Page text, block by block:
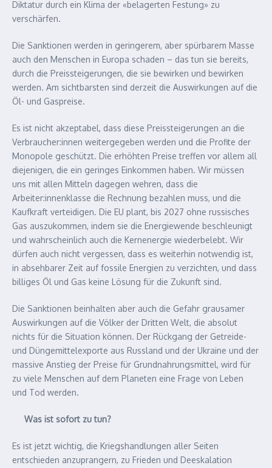
Diktatur durch ein Klima der «belagerten Festung» zu
verschärfen.
Die Sanktionen werden in geringerem, aber spürbarem Masse
auch den Menschen in Europa schaden – das tun sie bereits,
durch die Preissteigerungen, die sie bewirken und bewirken
werden. Am sichtbarsten sind derzeit die Auswirkungen auf die
Öl- und Gaspreise.
Es ist nicht akzeptabel, dass diese Preissteigerungen an die
Verbraucher:innen weitergegeben werden und die Profite der
Monopole geschützt. Die erhöhten Preise treffen vor allem all
diejenigen, die ein geringes Einkommen haben. Wir müssen
uns mit allen Mitteln dagegen wehren, dass die
Arbeiter:innenklasse die Rechnung bezahlen muss, und die
Kaufkraft verteidigen. Die EU plant, bis 2027 ohne russisches
Gas auszukommen, indem sie die Energiewende beschleunigt
und wahrscheinlich auch die Kernenergie wiederbelebt. Wir
dürfen auch nicht vergessen, dass es weiterhin notwendig ist,
in absehbarer Zeit auf fossile Energien zu verzichten, und dass
billiges Öl und Gas keine Lösung für die Zukunft sind.
Die Sanktionen beinhalten aber auch die Gefahr grausamer
Auswirkungen auf die Völker der Dritten Welt, die absolut
nichts für die Situation können. Der Rückgang der Getreide-
und Düngemittelexporte aus Russland und der Ukraine und der
massive Anstieg der Preise für Grundnahrungsmittel, wird für
zu viele Menschen auf dem Planeten eine Frage von Leben
und Tod werden.
Was ist sofort zu tun?
Es ist jetzt wichtig, die Kriegshandlungen aller Seiten
entschieden anzuprangern, zu Frieden und Deeskalation